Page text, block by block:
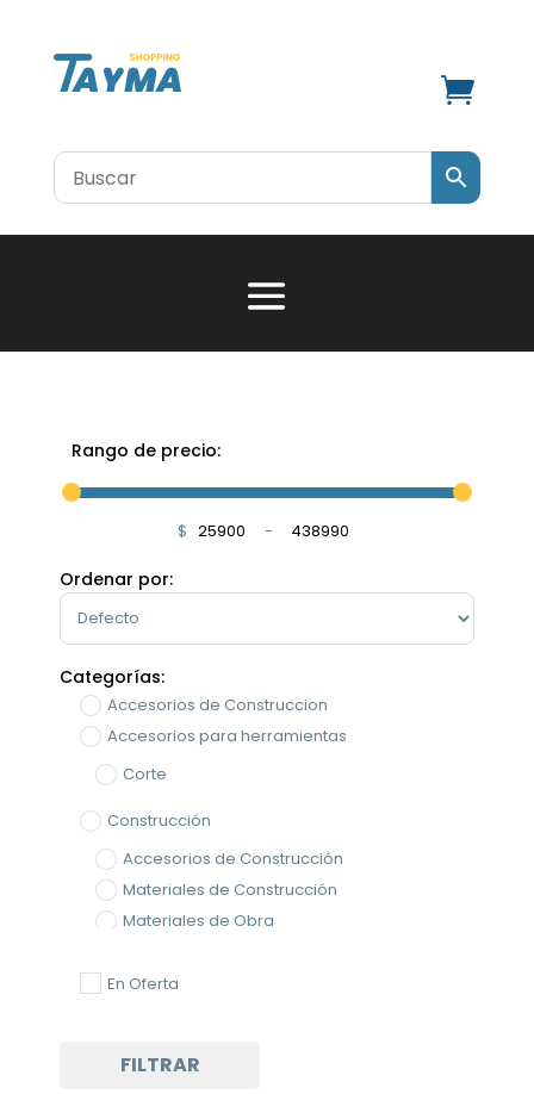

Rango de precio:
$ Minimum Price
-Maximum Price
Ordenar por:
Sort Products
Categorías:
Accesorios de Construccion
Accesorios para herramientas
Corte
Construcción
Accesorios de Construcción
Materiales de Construcción
Materiales de Obra
En Oferta
FILTRAR